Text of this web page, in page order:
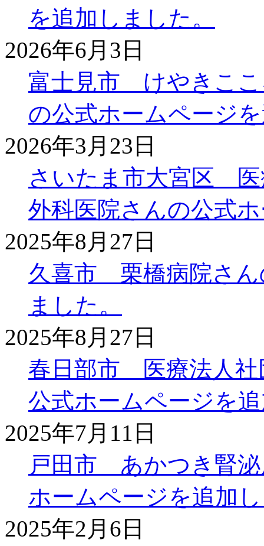
を追加しました。
2026年6月3日
富士見市 けやきここ
の公式ホームページ
2026年3月23日
さいたま市大宮区
外科医院さんの公式
2025年8月27日
久喜市 栗橋病院さん
ました。
2025年8月27日
春日部市 医療法人
公式ホームページを
2025年7月11日
戸田市 あかつき腎
ホームページを追加
2025年2月6日